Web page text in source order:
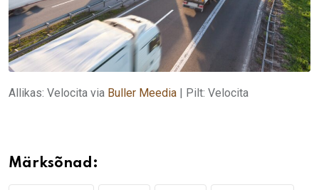
Allikas: Velocita via Buller Meedia | Pilt: Velocita
Märksõnad: